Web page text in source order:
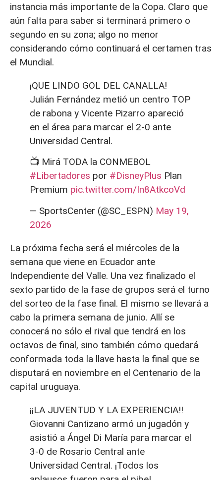
instancia más importante de la Copa. Claro que
aún falta para saber si terminará primero o
segundo en su zona; algo no menor
considerando cómo continuará el certamen tras
el Mundial.
¡QUE LINDO GOL DEL CANALLA!
Julián Fernández metió un centro TOP
de rabona y Vicente Pizarro apareció
en el área para marcar el 2-0 ante
Universidad Central.
📺 Mirá TODA la CONMEBOL
#Libertadores por #DisneyPlus Plan
Premium pic.twitter.com/In8AtkcoVd
— SportsCenter (@SC_ESPN) May 19,
2026
La próxima fecha será el miércoles de la
semana que viene en Ecuador ante
Independiente del Valle. Una vez finalizado el
sexto partido de la fase de grupos será el turno
del sorteo de la fase final. El mismo se llevará a
cabo la primera semana de junio. Allí se
conocerá no sólo el rival que tendrá en los
octavos de final, sino también cómo quedará
conformada toda la llave hasta la final que se
disputará en noviembre en el Centenario de la
capital uruguaya.
¡¡LA JUVENTUD Y LA EXPERIENCIA!!
Giovanni Cantizano armó un jugadón y
asistió a Ángel Di María para marcar el
3-0 de Rosario Central ante
Universidad Central. ¡Todos los